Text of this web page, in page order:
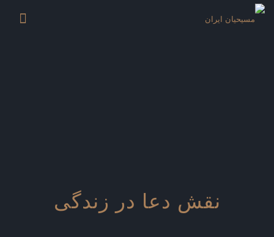
نقش دعا در زندگی